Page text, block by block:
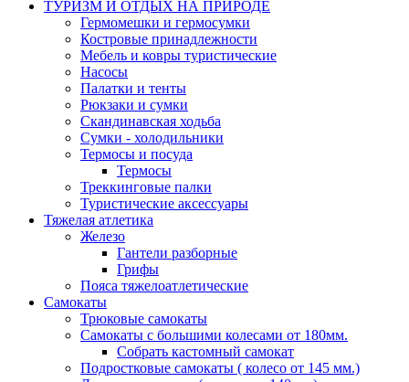
ТУРИЗМ И ОТДЫХ НА ПРИРОДЕ
Гермомешки и гермосумки
Костровые принадлежности
Мебель и ковры туристические
Насосы
Палатки и тенты
Рюкзаки и сумки
Скандинавская ходьба
Сумки - холодильники
Термосы и посуда
Термосы
Треккинговые палки
Туристические аксессуары
Тяжелая атлетика
Железо
Гантели разборные
Грифы
Пояса тяжелоатлетические
Самокаты
Трюковые самокаты
Самокаты с большими колесами от 180мм.
Собрать кастомный самокат
Подростковые самокаты ( колесо от 145 мм.)